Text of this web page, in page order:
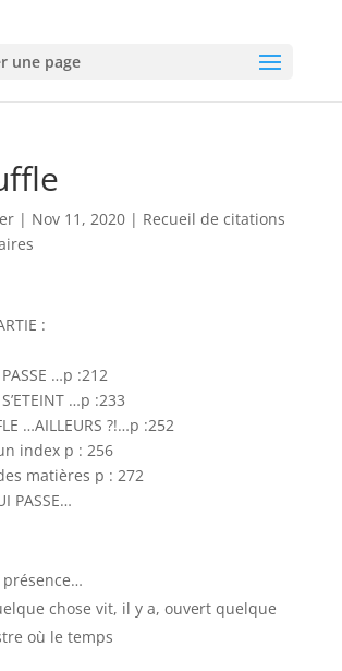
une page
| Nov 11, 2020| Recueil de citations
:
…p :212
…p :233
…AILLEURS ?!…p :252
index p : 256
matières p : 272
PASSE…
présence…
chose vit, il y a, ouvert quelque
où le temps